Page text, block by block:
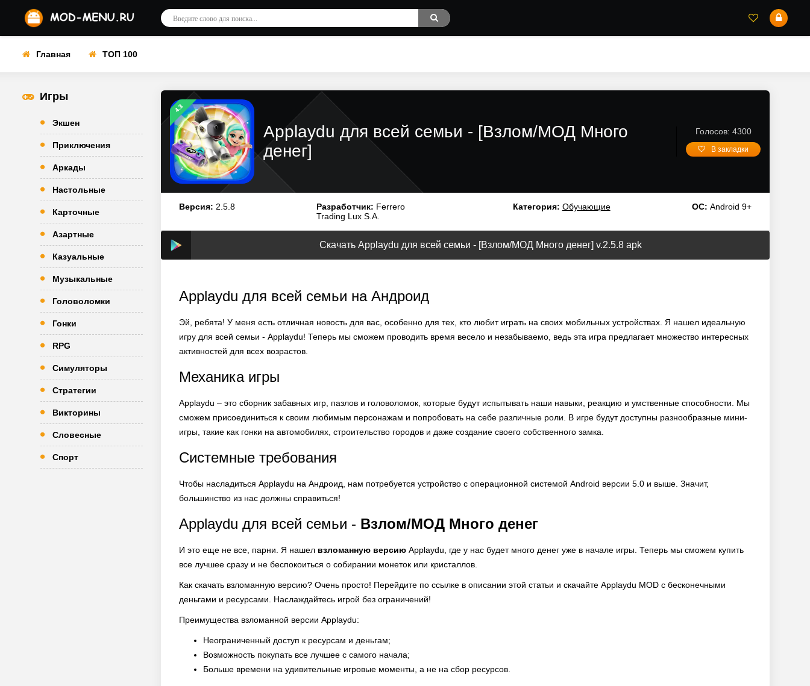
Главная ТОП 100
Игры
Экшен
Приключения
Аркады
Настольные
Карточные
Азартные
Казуальные
Музыкальные
Головоломки
Гонки
RPG
Симуляторы
Стратегии
Викторины
Словесные
Спорт
4.3
Applaydu для всей семьи - [Взлом/МОД Много
денег]
Голосов: 4300
В закладки
Версия: 2.5.8 Разработчик: Ferrero
Trading Lux S.A.
Категория: Обучающие ОС: Android 9+
Скачать Applaydu для всей семьи - [Взлом/МОД Много денег] v.2.5.8 apk
Applaydu для всей семьи на Андроид
Эй, ребята! У меня есть отличная новость для вас, особенно для тех, кто любит играть на своих мобильных устройствах. Я нашел идеальную
игру для всей семьи - Applaydu! Теперь мы сможем проводить время весело и незабываемо, ведь эта игра предлагает множество интересных
активностей для всех возрастов.
Механика игры
Applaydu – это сборник забавных игр, пазлов и головоломок, которые будут испытывать наши навыки, реакцию и умственные способности. Мы
сможем присоединиться к своим любимым персонажам и попробовать на себе различные роли. В игре будут доступны разнообразные мини-
игры, такие как гонки на автомобилях, строительство городов и даже создание своего собственного замка.
Системные требования
Чтобы насладиться Applaydu на Андроид, нам потребуется устройство с операционной системой Android версии 5.0 и выше. Значит,
большинство из нас должны справиться!
Applaydu для всей семьи - Взлом/МОД Много денег
И это еще не все, парни. Я нашел взломанную версию Applaydu, где у нас будет много денег уже в начале игры. Теперь мы сможем купить
все лучшее сразу и не беспокоиться о собирании монеток или кристаллов.
Как скачать взломанную версию? Очень просто! Перейдите по ссылке в описании этой статьи и скачайте Applaydu MOD с бесконечными
деньгами и ресурсами. Наслаждайтесь игрой без ограничений!
Преимущества взломанной версии Applaydu:
Неограниченный доступ к ресурсам и деньгам;
Возможность покупать все лучшее с самого начала;
Больше времени на удивительные игровые моменты, а не на сбор ресурсов.